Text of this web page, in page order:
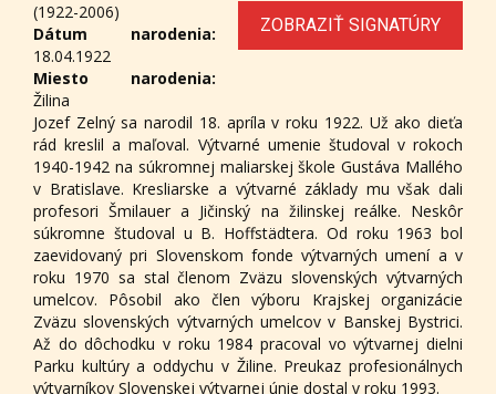
ZOBRAZIŤ SIGNATÚRY
(1922-2006)
Dátum narodenia:
18.04.1922
Miesto narodenia:
Žilina
Jozef Zelný sa narodil 18. apríla v roku 1922. Už ako dieťa
rád kreslil a maľoval. Výtvarné umenie študoval v rokoch
1940-1942 na súkromnej maliarskej škole Gustáva Mallého
v Bratislave. Kresliarske a výtvarné základy mu však dali
profesori Šmilauer a Jičinský na žilinskej reálke. Neskôr
súkromne študoval u B. Hoffstädtera. Od roku 1963 bol
zaevidovaný pri Slovenskom fonde výtvarných umení a v
roku 1970 sa stal členom Zväzu slovenských výtvarných
umelcov. Pôsobil ako člen výboru Krajskej organizácie
Zväzu slovenských výtvarných umelcov v Banskej Bystrici.
Až do dôchodku v roku 1984 pracoval vo výtvarnej dielni
Parku kultúry a oddychu v Žiline. Preukaz profesionálnych
výtvarníkov Slovenskej výtvarnej únie dostal v roku 1993.